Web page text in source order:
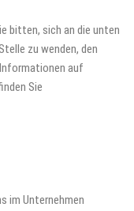
bitten, sich an die unten
zu wenden, den
auf
Sie
im Unternehmen